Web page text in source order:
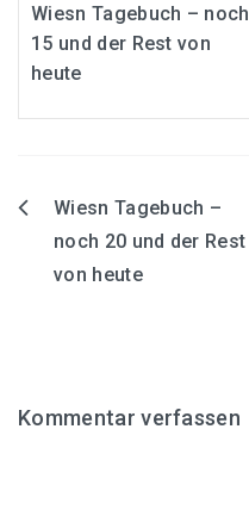
Wiesn Tagebuch – noch
15 und der Rest von
heute
Beitrags-
Navigation
Wiesn Tagebuch –
noch 20 und der Rest
von heute
Kommentar verfassen